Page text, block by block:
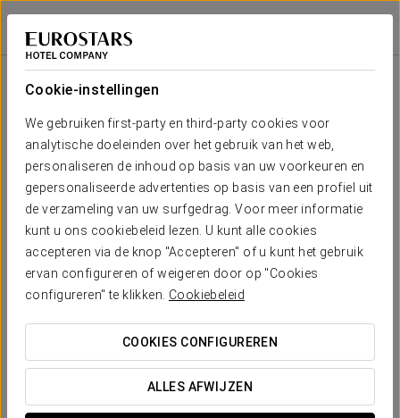
Cookie-instellingen
We gebruiken first-party en third-party cookies voor
analytische doeleinden over het gebruik van het web,
personaliseren de inhoud op basis van uw voorkeuren en
gepersonaliseerde advertenties op basis van een profiel uit
de verzameling van uw surfgedrag. Voor meer informatie
kunt u ons cookiebeleid lezen. U kunt alle cookies
accepteren via de knop "Accepteren" of u kunt het gebruik
ervan configureren of weigeren door op "Cookies
configureren" te klikken. Cookiebeleid
COOKIES CONFIGUREREN
ALLES AFWIJZEN
Exe Gran Hotel Solúcar
SEVILLA
Jouw evenement in
OFFERTE AANVRAGEN
Zaal
opstellingopstelling
Sevilla
lounge
62 m 2
x m
altura
- - - - - -